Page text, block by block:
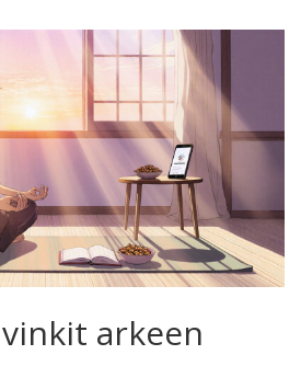
arkeen